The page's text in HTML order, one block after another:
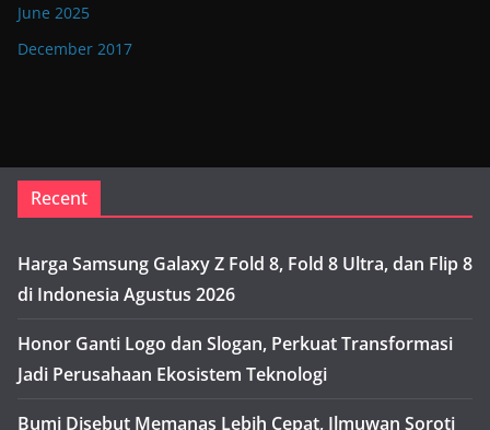
June 2025
December 2017
Recent
Harga Samsung Galaxy Z Fold 8, Fold 8 Ultra, dan Flip 8
di Indonesia Agustus 2026
Honor Ganti Logo dan Slogan, Perkuat Transformasi
Jadi Perusahaan Ekosistem Teknologi
Bumi Disebut Memanas Lebih Cepat, Ilmuwan Soroti